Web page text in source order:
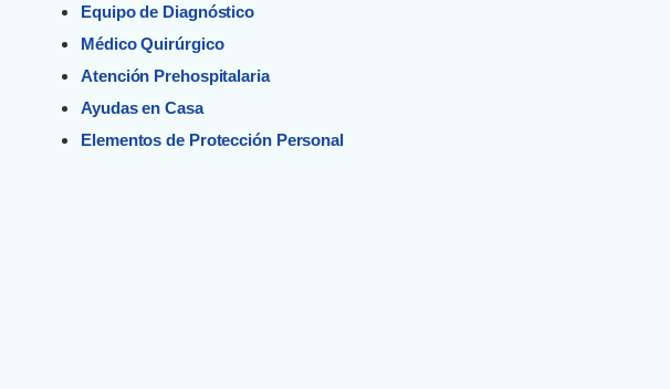
Equipo de Diagnóstico
Médico Quirúrgico
Atención Prehospitalaria
Ayudas en Casa
Elementos de Protección Personal